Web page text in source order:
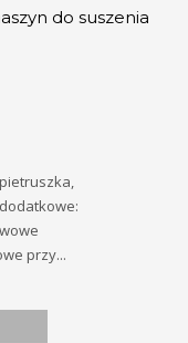
do suszenia
przy...